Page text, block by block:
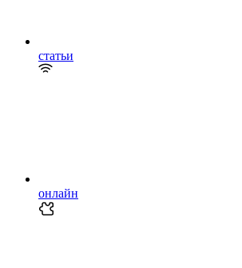
статьи
онлайн